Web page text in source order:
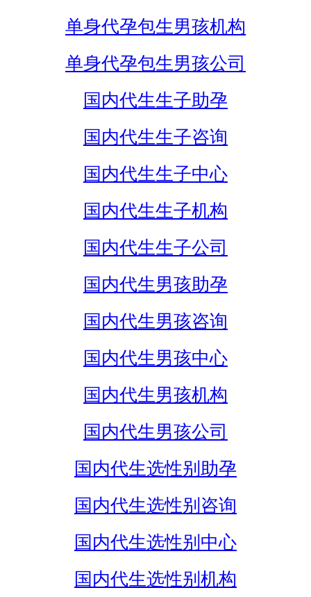
单身代孕包生男孩机构
单身代孕包生男孩公司
国内代生生子助孕
国内代生生子咨询
国内代生生子中心
国内代生生子机构
国内代生生子公司
国内代生男孩助孕
国内代生男孩咨询
国内代生男孩中心
国内代生男孩机构
国内代生男孩公司
国内代生选性别助孕
国内代生选性别咨询
国内代生选性别中心
国内代生选性别机构